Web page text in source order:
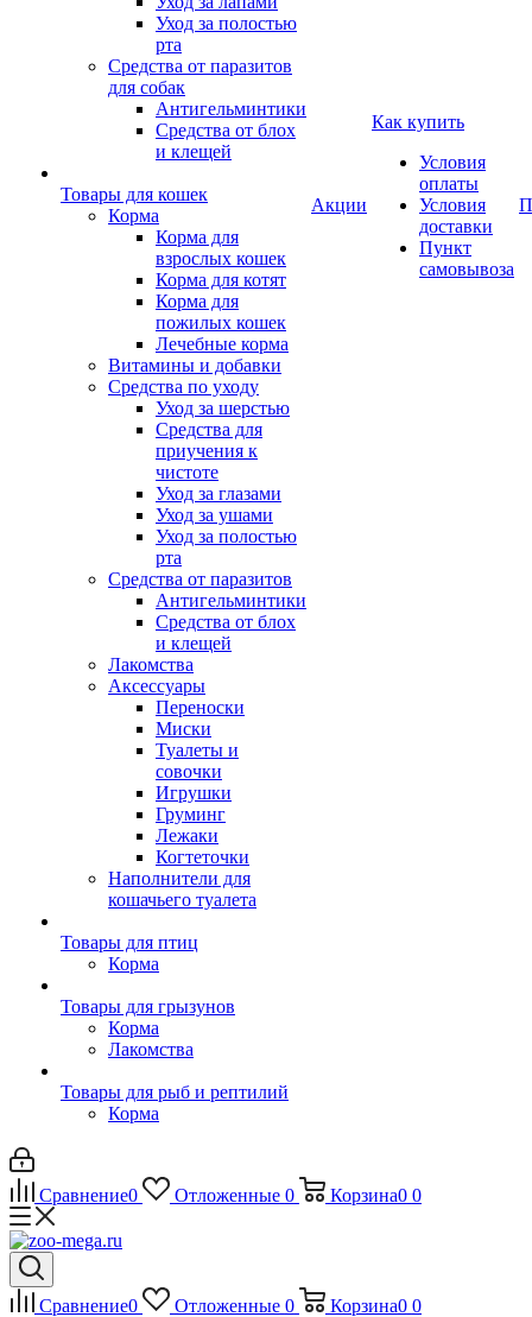
Уход за полостью
рта
Средства от паразитов
для собак
Антигельминтики
Средства от блох
и клещей
Товары для кошек
Корма
Корма для
взрослых кошек
Корма для котят
Корма для
пожилых кошек
Лечебные корма
Витамины и добавки
Средства по уходу
Уход за шерстью
Средства для
приучения к
чистоте
Уход за глазами
Уход за ушами
Уход за полостью
рта
Средства от паразитов
Антигельминтики
Средства от блох
и клещей
Лакомства
Аксессуары
Переноски
Миски
Туалеты и
совочки
Игрушки
Груминг
Лежаки
Когтеточки
Наполнители для
кошачьего туалета
Товары для птиц
Корма
Товары для грызунов
Корма
Лакомства
Товары для рыб и рептилий
Корма
Акции
Как купить
Условия
оплаты
Условия
доставки
Пункт
самовывоза
Сравнение0 Отложенные 0 Корзина0 0
Сравнение0 Отложенные 0 Корзина0 0